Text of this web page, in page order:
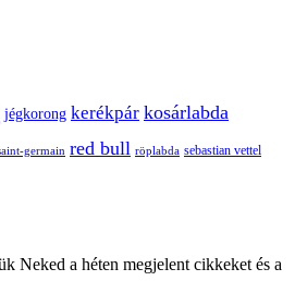
jégkorong kerékpár kosárlabda
germain red bull röplabda sebastian vettel
Neked a héten megjelent cikkeket és a